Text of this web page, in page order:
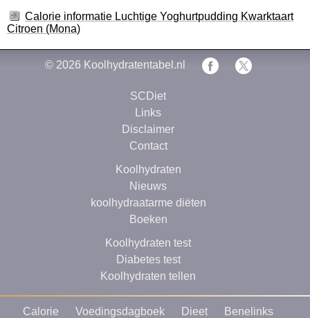
Calorie informatie Luchtige Yoghurtpudding Kwarktaart
Citroen (Mona)
© 2026 Koolhydratentabel.nl
SCDiet
Links
Disclaimer
Contact
Koolhydraten
Nieuws
koolhydraatarme diëten
Boeken
Koolhydraten test
Diabetes test
Koolhydraten tellen
Calorie Voedingsdagboek Dieet Benelinks